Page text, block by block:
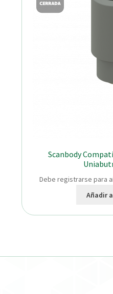
Scanbody
Debe registrarse para
Añadir